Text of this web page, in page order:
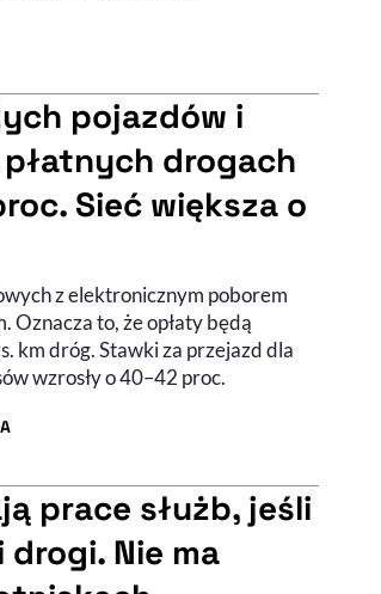
pojazdów i
drogach
Sieć większa o
z elektronicznym poborem
Oznacza to, że opłaty będą
km dróg. Stawki za przejazd dla
wzrosły o 40–42 proc.
prace służb, jeśli
Nie ma